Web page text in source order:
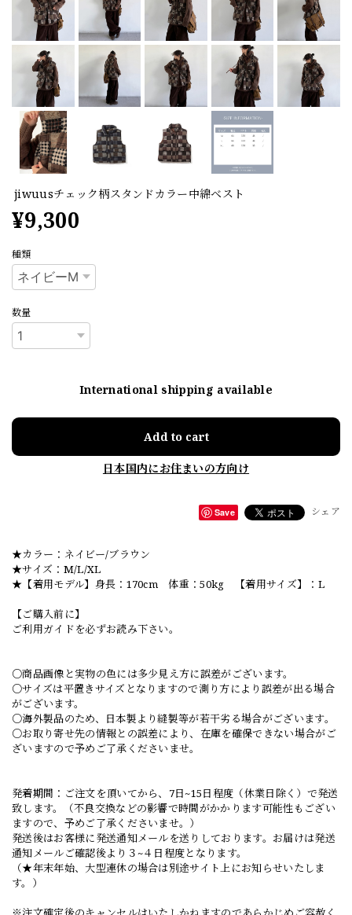
jiwuusチェック柄スタンドカラー中綿ベスト
¥9,300
種類
数量
International shipping available
Add to cart
日本国内にお住まいの方向け
Save シェア
★カラー：ネイビー/ブラウン
★サイズ：M/L/XL
★【着用モデル】身長：170cm 体重：50kg 【着用サイズ】：L
【ご購入前に】
ご利用ガイドを必ずお読み下さい。
○商品画像と実物の色には多少見え方に誤差がございます。
○サイズは平置きサイズとなりますので測り方により誤差が出る場合
がございます。
○海外製品のため、日本製より縫製等が若干劣る場合がございます。
○お取り寄せ先の情報との誤差により、在庫を確保できない場合がご
ざいますので予めご了承くださいませ。
発着期間：ご注文を頂いてから、7日~15日程度（休業日除く）で発送
致します。（不良交換などの影響で時間がかかります可能性もござい
ますので、予めご了承くださいませ。）
発送後はお客様に発送通知メールを送りしております。お届けは発送
通知メールご確認後より３~４日程度となります。
（★年末年始、大型連休の場合は別途サイト上にお知らせいたしま
す。）